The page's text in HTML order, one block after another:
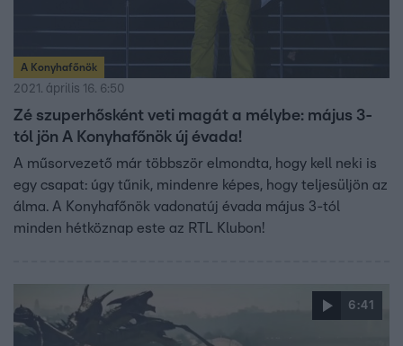
A Konyhafőnök
2021. április 16. 6:50
Zé szuperhősként veti magát a mélybe: május 3-
tól jön A Konyhafőnök új évada!
A műsorvezető már többször elmondta, hogy kell neki is
egy csapat: úgy tűnik, mindenre képes, hogy teljesüljön az
álma. A Konyhafőnök vadonatúj évada május 3-tól
minden hétköznap este az RTL Klubon!
6:41